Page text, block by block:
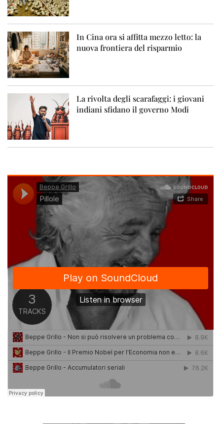
In Cina ora si affitta mezzo letto: la
nuova frontiera del risparmio
La rivolta degli scarafaggi: i giovani
indiani sfidano il governo Modi